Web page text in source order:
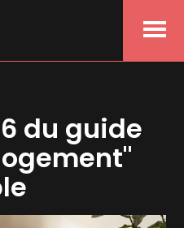
Menu
du guide